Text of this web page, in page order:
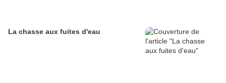
La chasse aux fuites d'eau